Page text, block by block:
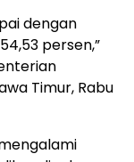
dengan
persen,”
Timur, Rabu